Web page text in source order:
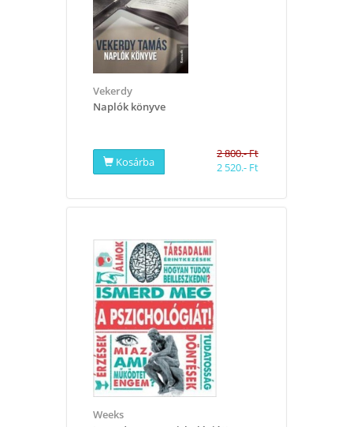
Vekerdy
Naplók könyve
Kosárba
2 800.- Ft
2 520.- Ft
Weeks